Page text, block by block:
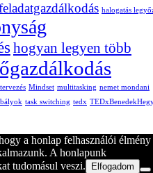
halogatás
hogyan legyen több
Mindset multitasking nemet mondani
task switching tedx
a honlap felhasználói élmény
A honlapunk
tudomásul veszi.
Elfogadom